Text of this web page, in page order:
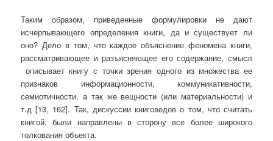
Таким образом, приведенные формулировки не дают
исчерпывающего определения книги, да и существует ли
оно? Дело в том, что каждое объяснение феномена книги,
рассматривающее и разъясняющее его содержание, смысл
описывает книгу с точки зрения одного из множества ее
признаков информационности, коммуникативности,
семиотичности, а так же вещности (или материальности) и
т.д [13, 162]. Так, дискуссии книговедов о том, что считать
книгой, были направлены в сторону все более широкого
толкования объекта.